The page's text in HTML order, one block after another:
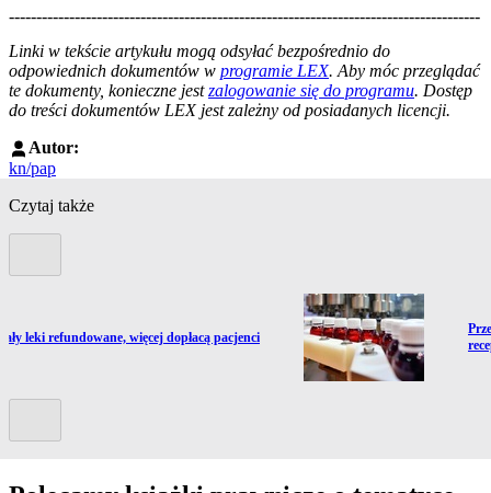
--------------------------------------------------------------------------------------
Linki w tekście artykułu mogą odsyłać bezpośrednio do
odpowiednich dokumentów w programie LEX. Aby móc przeglądać
te dokumenty, konieczne jestzalogowanie się do programu. Dostęp
do treści dokumentów LEX jest zależny od posiadanych licencji.
Autor:
kn/pap
Czytaj także
do artykułu:
leki refundowane, więcej dopłacą pacjenci